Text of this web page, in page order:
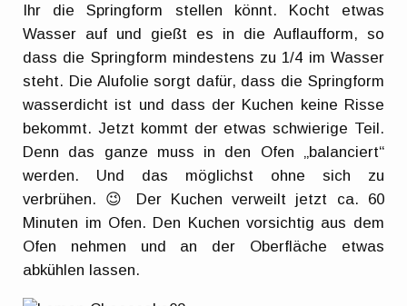
Ihr die Springform stellen könnt. Kocht etwas
Wasser auf und gießt es in die Auflaufform, so
dass die Springform mindestens zu 1/4 im Wasser
steht. Die Alufolie sorgt dafür, dass die Springform
wasserdicht ist und dass der Kuchen keine Risse
bekommt. Jetzt kommt der etwas schwierige Teil.
Denn das ganze muss in den Ofen „balanciert“
werden. Und das möglichst ohne sich zu
verbrühen. 😉 Der Kuchen verweilt jetzt ca. 60
Minuten im Ofen. Den Kuchen vorsichtig aus dem
Ofen nehmen und an der Oberfläche etwas
abkühlen lassen.